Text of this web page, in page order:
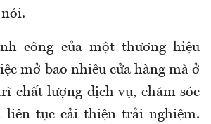
công của một thương hiệu
mở bao nhiêu cửa hàng mà ở
chất lượng dịch vụ, chăm sóc
liên tục cải thiện trải nghiệm.